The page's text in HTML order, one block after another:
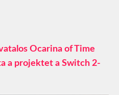
Ocarina of Time
a projektet a Switch 2-